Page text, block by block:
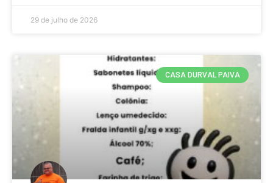
29 de julho de 2026
CASA DURVAL PAIVA